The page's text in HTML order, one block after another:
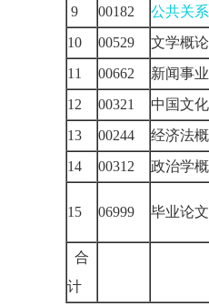
9
00182 公共关
10
00529 文学概
11 00662 新闻事
12
00321 中国文
13
00244 经济法
14
00312 政治学
15 06999 毕业论
合
计